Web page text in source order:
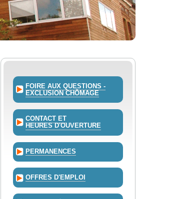
FOIRE AUX QUESTIONS -
EXCLUSION CHÔMAGE
CONTACT ET
HEURES D'OUVERTURE
PERMANENCES
OFFRES D'EMPLOI